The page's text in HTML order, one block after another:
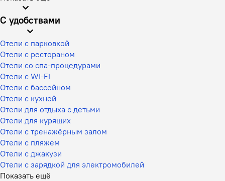
С удобствами
Отели с парковкой
Отели с рестораном
Отели со спа-процедурами
Отели с Wi-Fi
Отели с бассейном
Отели с кухней
Отели для отдыха с детьми
Отели для курящих
Отели с тренажёрным залом
Отели с пляжем
Отели с джакузи
Отели с зарядкой для электромобилей
Показать ещё